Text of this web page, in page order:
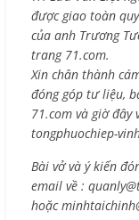
được giao toàn
của anh Trương
trang 71.com.
Xin chân thành
đóng góp tư liệu,
71.com và giờ
tongphuochiep-
Bài vở và ý kiến
email về :
hoặc